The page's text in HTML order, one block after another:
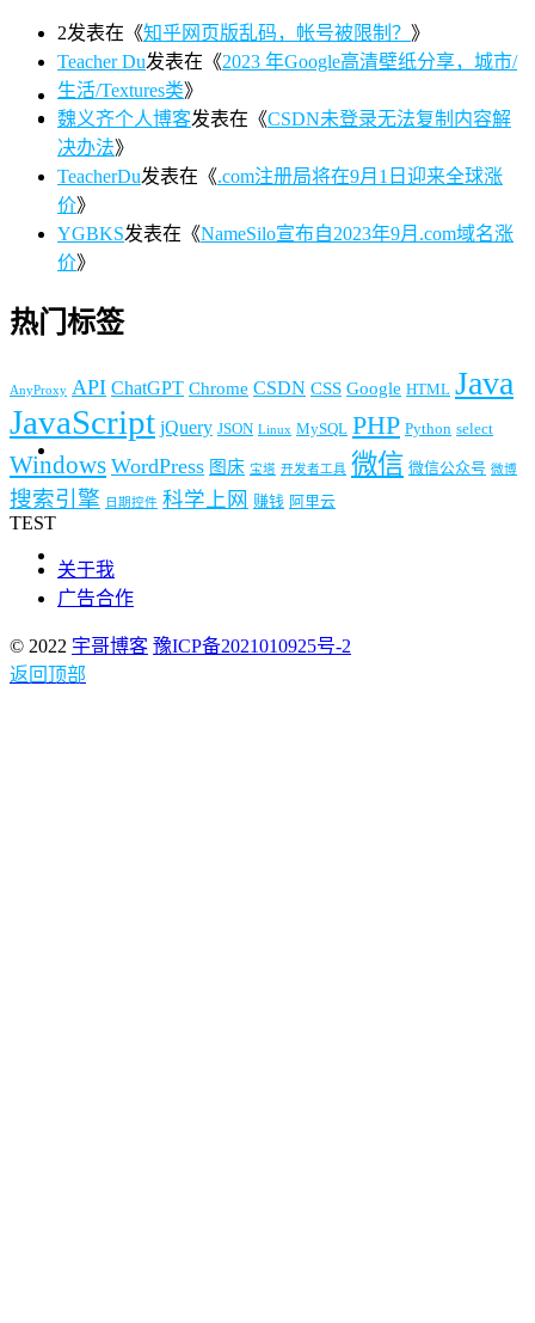
2发表在《知乎网页版乱码，帐号被限制？ 》
Teacher Du发表在《2023 年Google高清壁纸分享，城市/
生活/Textures类》
魏义齐个人博客发表在《CSDN未登录无法复制内容解
决办法》
TeacherDu发表在《.com注册局将在9月1日迎来全球涨
价》
YGBKS发表在《NameSilo宣布自2023年9月.com域名涨
价》
热门标签
AnyProxy API ChatGPT Chrome CSDN CSS Google HTML Java
JavaScript jQuery JSON Linux MySQL PHP Python select
Windows WordPress 图床 宝塔 开发者工具 微信 微信公众号 微博
搜索引擎 日期控件 科学上网 赚钱 阿里云
TEST
关于我
广告合作
© 2022 宇哥博客 豫ICP备2021010925号-2
返回顶部